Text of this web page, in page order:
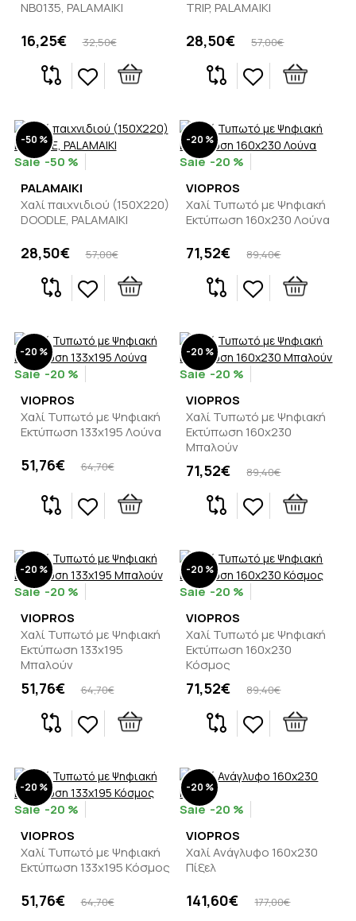
NB0135, PALAMAIKI
32,50€
16,25€
TRIP, PALAMAIKI
57,00€
28,50€
-50 %
-50 %
PALAMAIKI
Χαλί παιχνιδιού (150Χ220)
DOODLE, PALAMAIKI
57,00€
28,50€
-20 %
-20 %
VIOPROS
Χαλί Τυπωτό με Ψηφιακή
Εκτύπωση 160x230 Λούνα
89,40€
71,52€
-20 %
-20 %
VIOPROS
Χαλί Τυπωτό με Ψηφιακή
Εκτύπωση 133x195 Λούνα
64,70€
51,76€
-20 %
-20 %
VIOPROS
Χαλί Τυπωτό με Ψηφιακή
Εκτύπωση 160x230
Μπαλούν
89,40€
71,52€
-20 %
-20 %
VIOPROS
Χαλί Τυπωτό με Ψηφιακή
Εκτύπωση 133x195
Μπαλούν
64,70€
51,76€
-20 %
-20 %
VIOPROS
Χαλί Τυπωτό με Ψηφιακή
Εκτύπωση 160x230
Κόσμος
89,40€
71,52€
-20 %
-20 %
VIOPROS
Χαλί Τυπωτό με Ψηφιακή
Εκτύπωση 133x195 Κόσμος
64,70€
51,76€
-20 %
-20 %
VIOPROS
Χαλί Ανάγλυφο 160x230
Πίξελ
177,00€
141,60€